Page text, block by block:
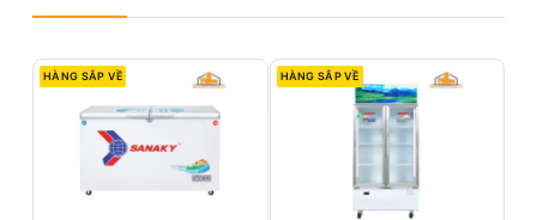
HÀNG SẮP VỀ HÀNG SẮP VỀ